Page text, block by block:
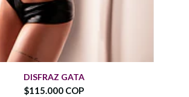
DISFRAZ GATA
$115.000 COP